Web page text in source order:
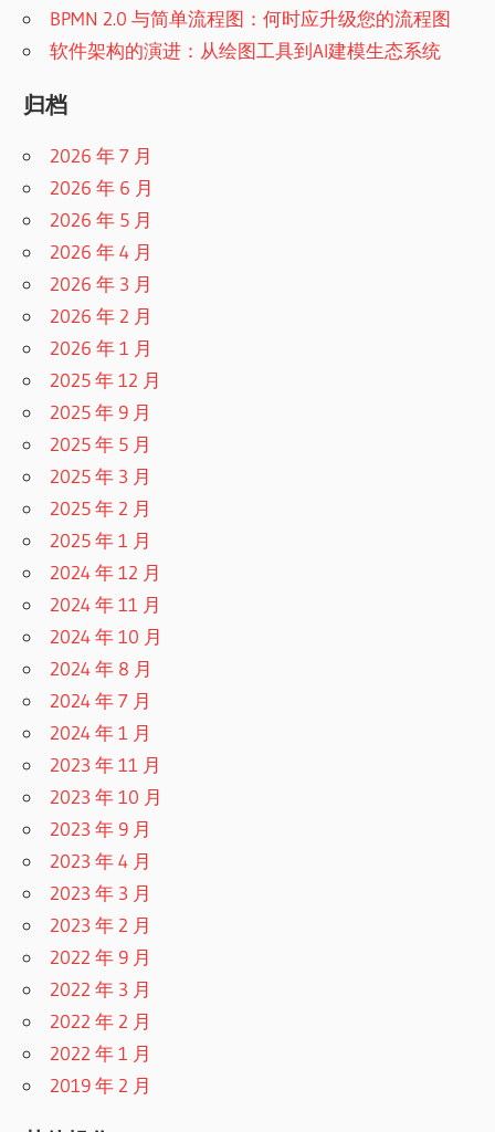
BPMN 2.0 与简单流程图：何时应升级您的流程图
软件架构的演进：从绘图工具到AI建模生态系统
归档
2026 年 7 月
2026 年 6 月
2026 年 5 月
2026 年 4 月
2026 年 3 月
2026 年 2 月
2026 年 1 月
2025 年 12 月
2025 年 9 月
2025 年 5 月
2025 年 3 月
2025 年 2 月
2025 年 1 月
2024 年 12 月
2024 年 11 月
2024 年 10 月
2024 年 8 月
2024 年 7 月
2024 年 1 月
2023 年 11 月
2023 年 10 月
2023 年 9 月
2023 年 4 月
2023 年 3 月
2023 年 2 月
2022 年 9 月
2022 年 3 月
2022 年 2 月
2022 年 1 月
2019 年 2 月